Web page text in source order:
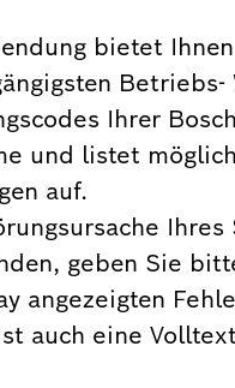
bietet
Betriebs-
Ihrer Bosch
und listet
auf.
Ihres
geben Sie
angezeigten
auch eine